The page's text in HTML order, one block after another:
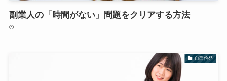
副業人の「時間がない」問題をクリアする方法
自己啓発